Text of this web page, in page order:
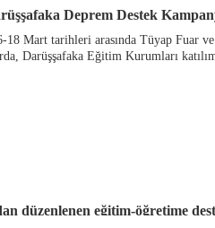
Deprem Destek
18 Mart tarihleri arasında Tüyap Fuar
Darüşşafaka Eğitim Kurumları
düzenlenen eğitim-öğretime